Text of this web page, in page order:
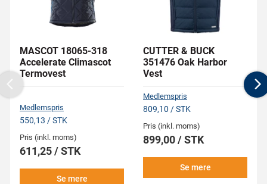
MASCOT 18065-318
Accelerate Climascot
Termovest
Medlemspris
550,13 / STK
Pris (inkl. moms)
611,25 / STK
Se mere
CUTTER & BUCK
351476 Oak Harbor
Vest
Medlemspris
809,10 / STK
Pris (inkl. moms)
899,00 / STK
Se mere
Previous